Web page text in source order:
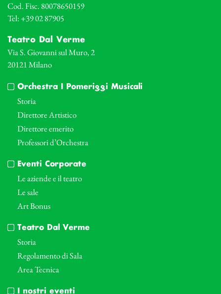
Cod. Fisc. 80078650159
Tel: +39 02 87905
Teatro Dal Verme
Via S. Giovanni sul Muro, 2
20121 Milano
Orchestra I Pomeriggi Musicali
Storia
Direttore Artistico
Direttore emerito
Professori d’Orchestra
Eventi Corporate
Le aziende e il teatro
Le sale
Art Bonus
Teatro Dal Verme
Storia
Regolamento di Sala
Area Tecnica
I nostri eventi